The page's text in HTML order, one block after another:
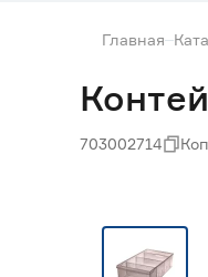
Главная
703002714